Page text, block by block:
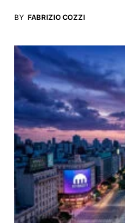
BY FABRIZIO COZZI